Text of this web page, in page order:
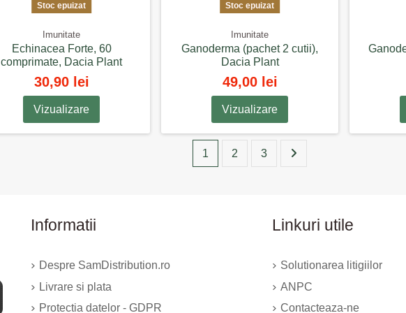
Stoc epuizat
Imunitate
Echinacea Forte, 60
comprimate, Dacia Plant
30,90 lei
Vizualizare
Stoc epuizat
Imunitate
Ganoderma (pachet 2 cutii),
Dacia Plant
49,00 lei
Vizualizare
1 2 3
Informatii
Despre SamDistribution.ro
Livrare si plata
Protectia datelor - GDPR
Linkuri utile
Solutionarea litigiilor
ANPC
Contacteaza-ne